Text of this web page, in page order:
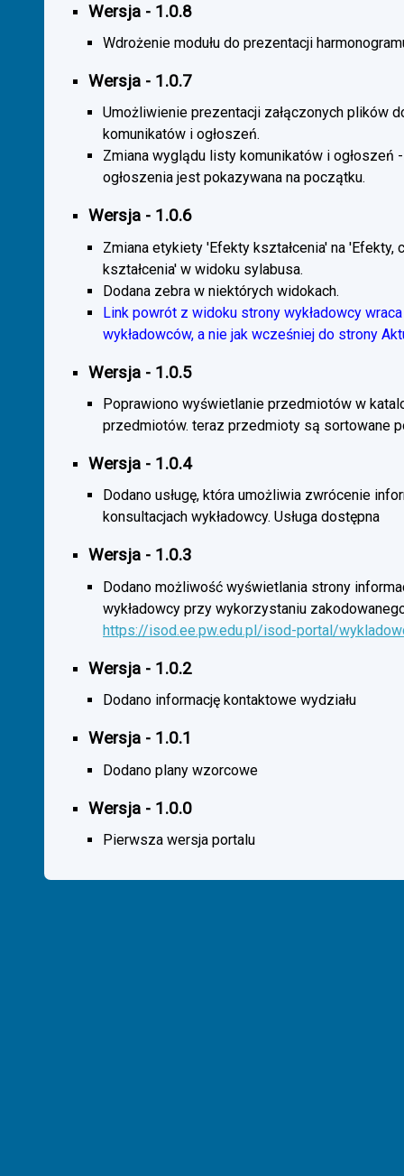
Wersja - 1.0.8
Wdrożenie modułu do prezentacji
Wersja - 1.0.7
Umożliwienie prezentacji załączonych plików
komunikatów i ogłoszeń.
Zmiana wyglądu listy komunikatów i ogłoszeń
ogłoszenia jest pokazywana na początku.
Wersja - 1.0.6
Zmiana etykiety 'Efekty kształcenia' na 'Efekty,
kształcenia' w widoku sylabusa.
Dodana zebra w niektórych widokach.
Link powrót z widoku strony wykładowcy
wykładowców, a nie jak wcześniej do strony
Wersja - 1.0.5
Poprawiono wyświetlanie przedmiotów w
przedmiotów. teraz przedmioty są sortowane
Wersja - 1.0.4
Dodano usługę, która umożliwia zwrócenie
konsultacjach wykładowcy. Usługa dostępna
Wersja - 1.0.3
Dodano możliwość wyświetlania strony
wykładowcy przy wykorzystaniu
https://isod.ee.pw.edu.pl/isod-portal/
Wersja - 1.0.2
Dodano informację kontaktowe wydziału
Wersja - 1.0.1
Dodano plany wzorcowe
Wersja - 1.0.0
Pierwsza wersja portalu